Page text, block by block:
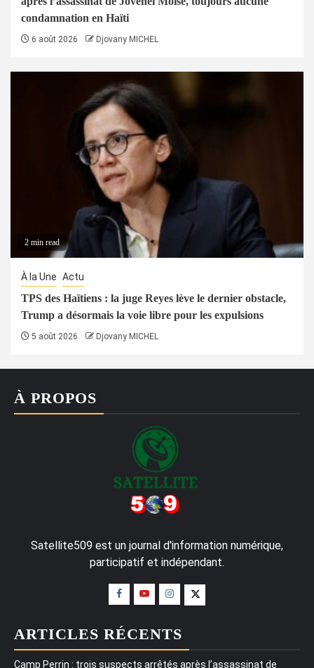
condamnation en Haïti
6 août 2026 Djovany MICHEL
2 min read
À la Une Actu
TPS des Haïtiens : la juge Reyes lève le dernier obstacle,
Trump a désormais la voie libre pour les expulsions
5 août 2026 Djovany MICHEL
À PROPOS
Satellite509 est un journal d'information numérique,
participatif et indépendant.
ARTICLES RÉCENTS
Camp Perrin : trois suspects arrêtés après l’assassinat de